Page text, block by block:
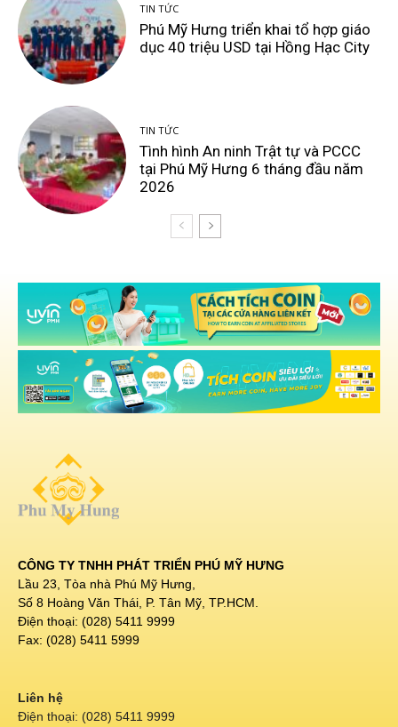
CÔNG TY TNHH PHÁT TRIỂN PHÚ MỸ HƯNG
Lầu 23, Tòa nhà Phú Mỹ Hưng,
Số 8 Hoàng Văn Thái, P. Tân Mỹ, TP.HCM.
Điện thoại: (028) 5411 9999
Fax: (028) 5411 5999
Liên hệ
Điện thoại: (028) 5411 9999